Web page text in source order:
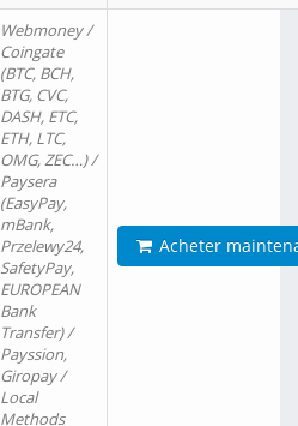
Webmoney /
Coingate
(BTC, BCH,
BTG, CVC,
DASH, ETC,
ETH, LTC,
OMG, ZEC…) /
Paysera
(EasyPay,
mBank,
Przelewy24,
SafetyPay,
EUROPEAN
Bank
Transfer) /
Payssion,
Giropay /
Local
Methods
Acheter